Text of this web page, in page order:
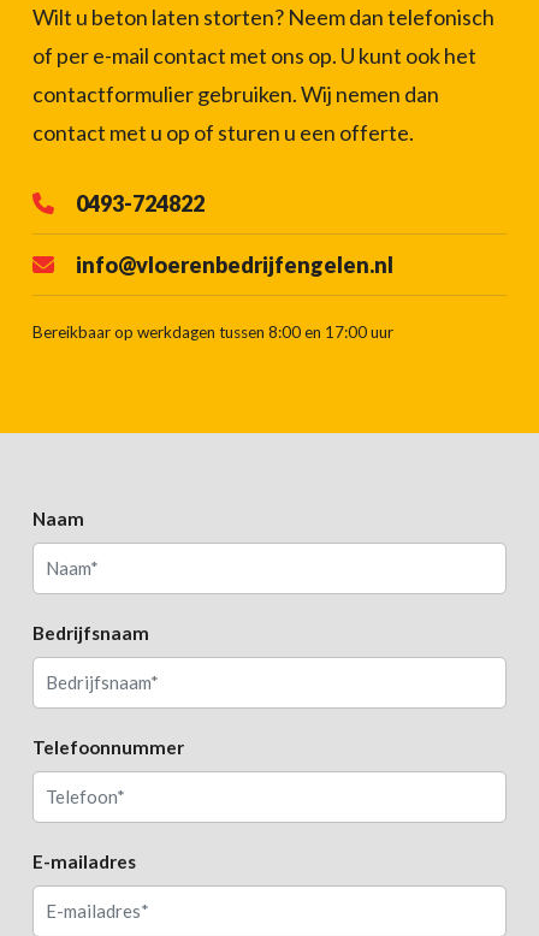
Wilt u beton laten storten? Neem dan telefonisch
of per e-mail contact met ons op. U kunt ook het
contactformulier gebruiken. Wij nemen dan
contact met u op of sturen u een offerte.
0493-724822
info@vloerenbedrijfengelen.nl
Bereikbaar op werkdagen tussen 8:00 en 17:00 uur
Naam
Bedrijfsnaam
Telefoonnummer
E-mailadres